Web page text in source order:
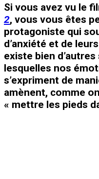
Si vous avez vu le
2, vous vous êtes
protagoniste qui
d’anxiété et de
existe bien
lesquelles nos
s’expriment de
amènent, comme
« mettre les pieds